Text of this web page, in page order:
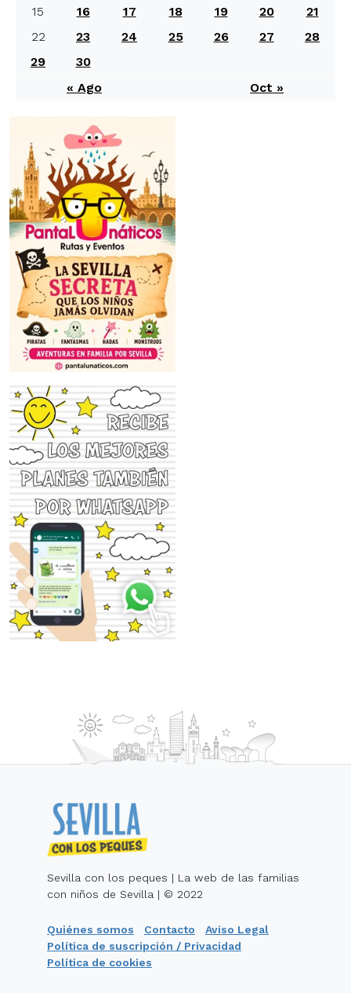
15 16 17 18 19 20
21
22
23 24 25 26 27
28
29
30
« Ago
Oct »
Sevilla con los peques | La web de las familias
con niños de Sevilla | © 2022
Quiénes somos Contacto
Aviso Legal
Política de suscripción / Privacidad
Política de cookies